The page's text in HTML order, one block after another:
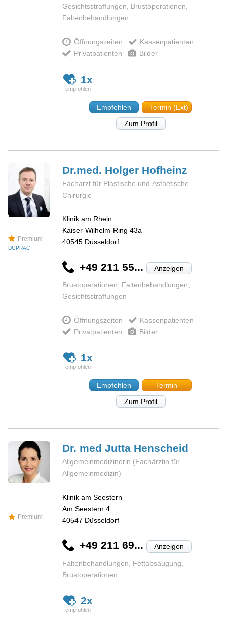
Gesichtsstraffungen, Brustoperationen,
Faltenbehandlungen
Öffnungszeiten
Kassenpatienten
Privatpatienten
Bilder
1x
Empfehlen
Termin (Ext)
Zum Profil
Premium
DGPRÄC
Dr.med. Holger Hofheinz
Facharzt für Plastische und Ästhetische
Chirurgie
Klinik am Rhein
Kaiser-Wilhelm-Ring 43a
40545 Düsseldorf
+49 211 55... Anzeigen
Brustoperationen, Faltenbehandlungen,
Gesichtsstraffungen
Öffnungszeiten
Kassenpatienten
Privatpatienten
Bilder
1x
Empfehlen
Termin
Zum Profil
Premium
Dr. med Jutta Henscheid
Allgemeinmedizinerin (Fachärztin für
Allgemeinmedizin)
Klinik am Seestern
Am Seestern 4
40547 Düsseldorf
+49 211 69... Anzeigen
Faltenbehandlungen, Fettabsaugung,
Brustoperationen
2x